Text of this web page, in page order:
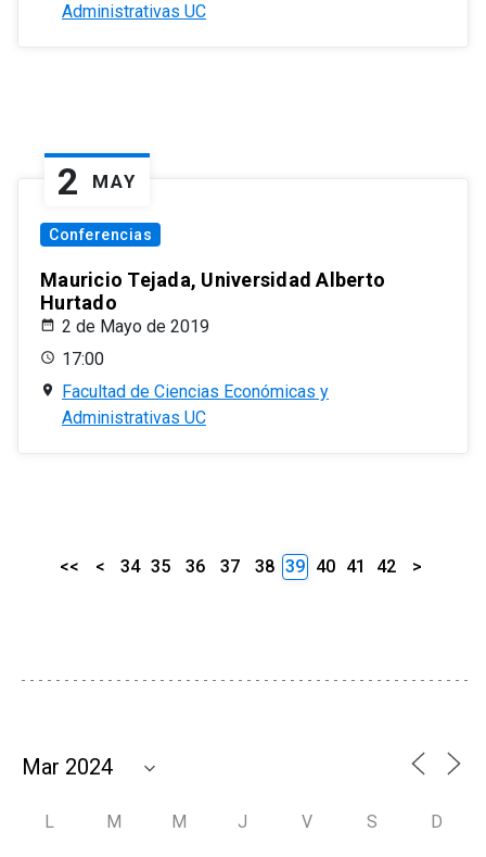
Administrativas UC
2 MAY
Conferencias
Mauricio Tejada, Universidad Alberto
Hurtado
2 de Mayo de 2019
17:00
Facultad de Ciencias Económicas y
Administrativas UC
<< < 34 35 36 37 38 39 40 41 42 >
L M M J V S D